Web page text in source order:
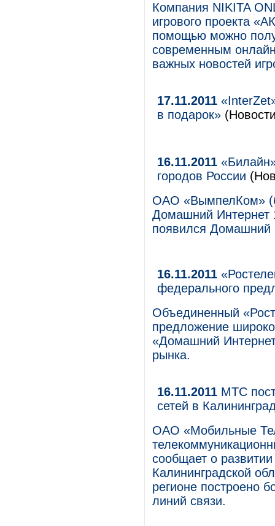
Компания NIKITA
игрового проекта
помощью можно
современным
важных новостей
17.11.2011
в подарок»
16.11.2011
городов России
ОАО «ВымпелКом»
Домашний Интернет
появился Домашний
16.11.2011
федерального
Объединенный
предложение
«Домашний
рынка.
16.11.2011 МТС
сетей в
ОАО «Мобильные
сообщает о
Калининградской
регионе построено
линий связи.